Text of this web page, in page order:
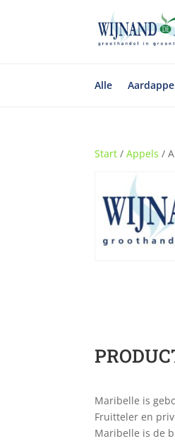
Alle
Start /Appels /
Maribelle is
Fruitteler en
Maribelle is de